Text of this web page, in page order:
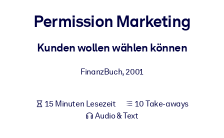
Bauen Sie eine gesunde und resiliente Belegschaft auf.
Für Unternehmensbibliotheken
Permission Marketing
Kunden wollen wählen können
FinanzBuch,2001
15 Minuten Lesezeit
10 Take-aways
Audio & Text